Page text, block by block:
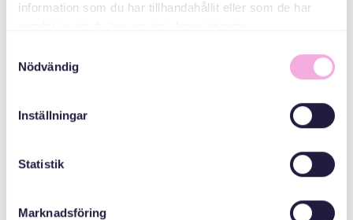
information som du har tillhandahållit eller som de har
Nödvändig
Inställningar
Statistik
Marknadsföring
bokningen@svenskamedbaby.se